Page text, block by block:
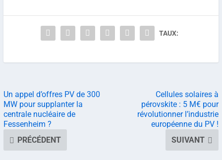
TAUX:
Un appel d’offres PV de 300
MW pour supplanter la
centrale nucléaire de
Fessenheim ?
PRÉCÉDENT
Cellules solaires à
pérovskite : 5 M€ pour
révolutionner l’industrie
européenne du PV !
SUIVANT